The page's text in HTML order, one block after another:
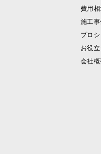
費用
施工
プロ
お役
会社